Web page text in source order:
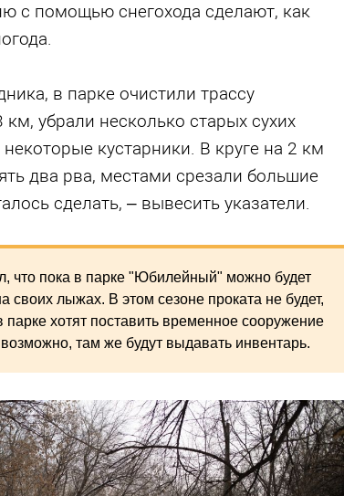
с помощью снегохода сделают, как
в парке очистили трассу
убрали несколько старых сухих
кустарники. В круге на 2 км
два рва, местами срезали большие
сделать, – вывесить указатели.
что пока в парке "Юбилейный" можно будет
своих лыжах. В этом сезоне проката не будет,
парке хотят поставить временное сооружение
там же будут выдавать инвентарь.